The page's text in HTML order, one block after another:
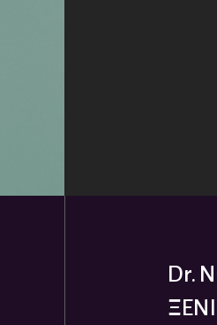
Dr.